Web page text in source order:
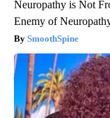
Neuropathy is Not
Enemy of
SmoothSpine